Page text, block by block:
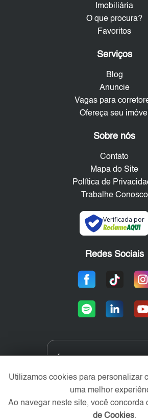
Imobiliária
O que procura?
Favoritos
Serviços
Blog
Anuncie
Vagas para
Ofereça seu
Sobre nós
Contato
Mapa do Site
Política de
Trabalhe Conosco
Verificada por
Redes Sociais
Utilizamos cookies para personalizar
uma melhor
Ao navegar neste site, você concorda
de Cookies.